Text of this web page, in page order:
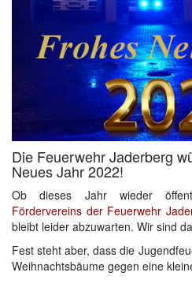
Die Feuerwehr Jaderberg
Neues Jahr 2022!
Ob dieses Jahr wieder
Fördervereins der Feuerwehr
bleibt leider abzuwarten. Wir sind
Fest steht aber, dass die
Weihnachtsbäume gegen eine